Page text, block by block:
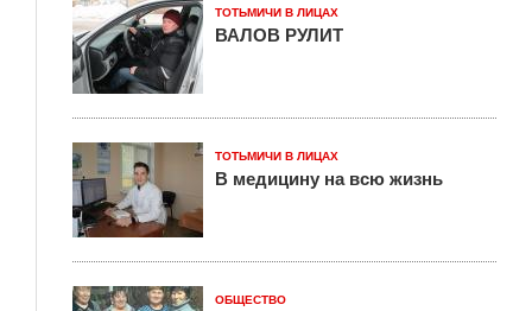
ТОТЬМИЧИ В ЛИЦАХ
ВАЛОВ РУЛИТ
ТОТЬМИЧИ В ЛИЦАХ
В медицину на всю жизнь
ОБЩЕСТВО